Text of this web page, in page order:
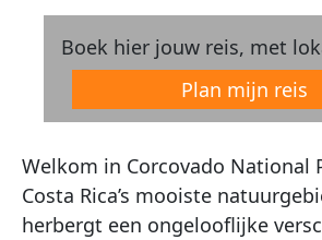
Boek hier jouw reis, met
Plan mijn reis
Welkom in Corcovado National
Costa Rica’s mooiste
herbergt een ongelooflijke